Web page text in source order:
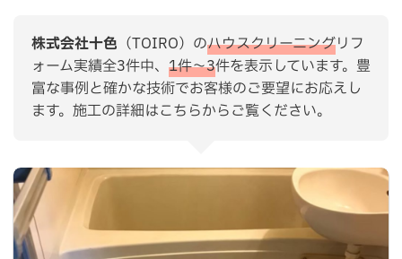
株式会社十色 （TOIRO）のハウスクリーニングリフ
ォーム実績全3件中、 1件〜3件を表示しています。豊
富な事例と確かな技術でお客様のご要望にお応えし
ます。施工の詳細はこちらからご覧ください。